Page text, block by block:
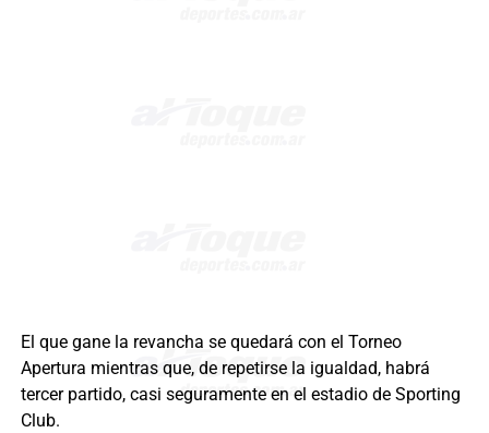
El que gane la revancha se quedará con el Torneo
Apertura mientras que, de repetirse la igualdad, habrá
tercer partido, casi seguramente en el estadio de Sporting
Club.